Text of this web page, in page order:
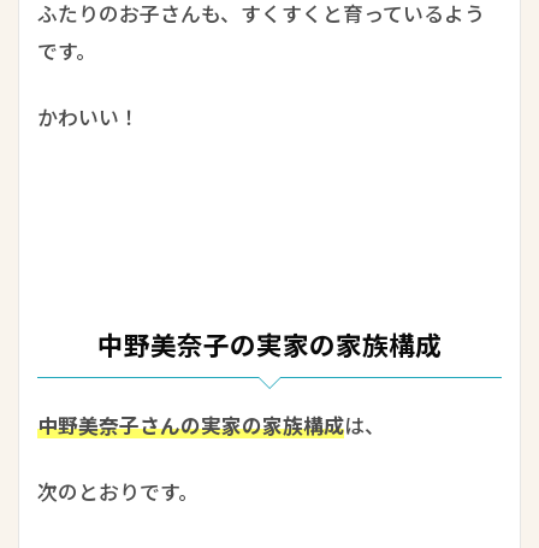
ふたりのお子さんも、すくすくと育っているよう
です。
かわいい！
中野美奈子の実家の家族構成
中野美奈子さんの実家の家族構成は、
次のとおりです。